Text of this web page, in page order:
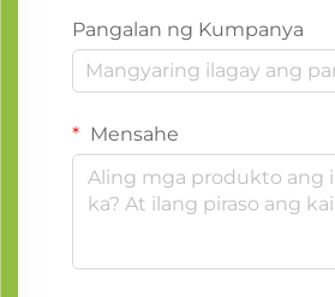
Pangalan ng Kumpanya
Mensahe